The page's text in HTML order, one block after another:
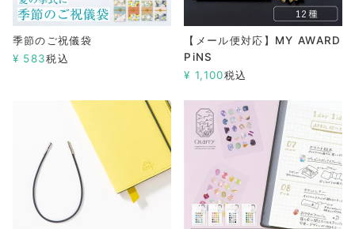
季節のご祝儀袋
¥ 583税込
【メール便対応】MY AWARD
PiNS
¥ 1,100税込